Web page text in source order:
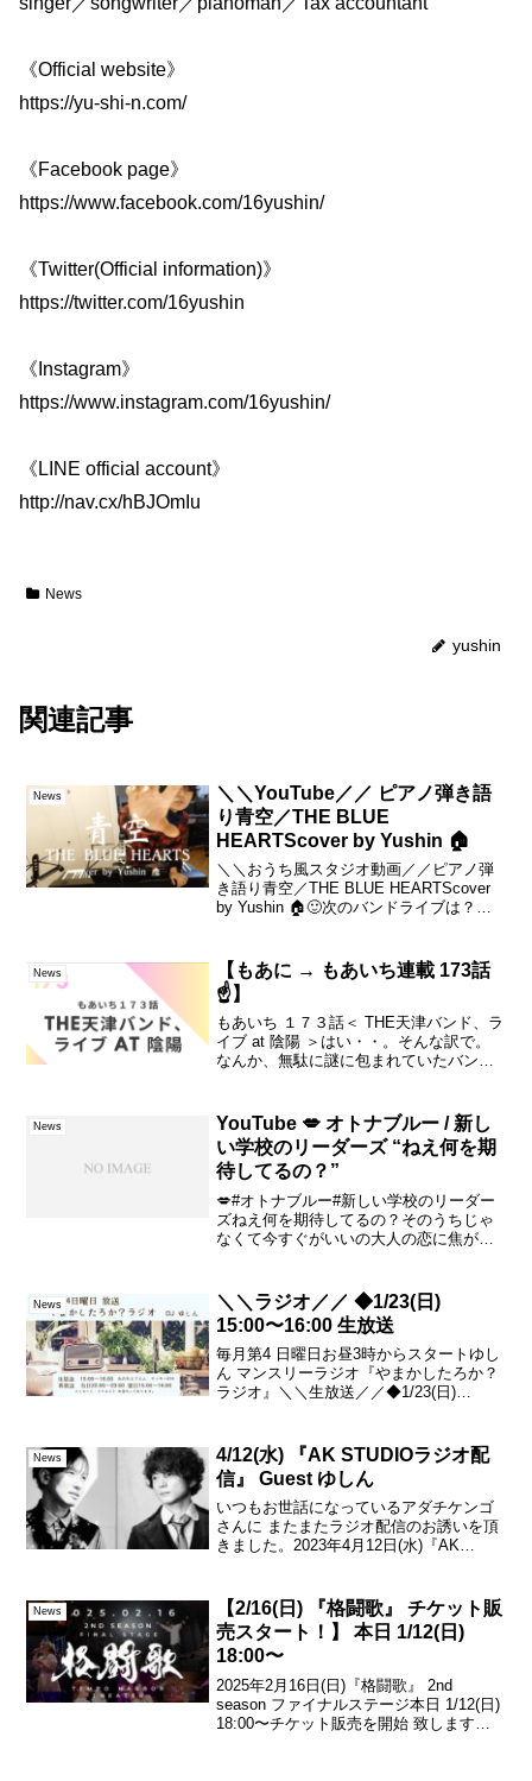
《Official website》
https://yu-shi-n.com/
《Facebook page》
https://www.facebook.com/16yushin/
《Twitter(Official information)》
https://twitter.com/16yushin
《Instagram》
https://www.instagram.com/16yushin/
《LINE official account》
http://nav.cx/hBJOmIu
News
yushin
関連記事
News
＼＼YouTube／／ ピアノ弾き語
り青空／THE BLUE
HEARTScover by Yushin 🏠
＼＼おうち風スタジオ動画／／ピアノ弾
き語り青空／THE BLUE HEARTScover
by Yushin 🏠🙂次のバンドライブは？◆
け...
News
【もあに → もあいち連載 173話
☝️】
もあいち １７３話＜ THE天津バンド、ラ
イブ at 陰陽 ＞はい・・。そんな訳で。
なんか、無駄に謎に包まれていたバンド
京都の陰陽（ネガポジ）にて、無事、開
催され...
News
YouTube 💋 オトナブルー / 新し
い学校のリーダーズ “ねえ何を期
待してるの？”
💋#オトナブルー#新しい学校のリーダー
ズねえ何を期待してるの？そのうちじゃ
なくて今すぐがいいの大人の恋に焦がれ
ンス #otonablue #atarashiig...
News
＼＼ラジオ／／ ◆1/23(日)
15:00〜16:00 生放送
毎月第4 日曜日お昼3時からスタートゆし
ん マンスリーラジオ『やまかしたろか？
ラジオ』＼＼生放送／／◆1/23(日)
翌日1/24(月)...
News
4/12(水) 『AK STUDIOラジオ配
信』 Guest ゆしん
いつもお世話になっているアダチケンゴ
さんに またまたラジオ配信のお誘いを頂
きました。2023年4月12日(水)『AK
ご視聴は無料でお聴き頂けます😊...
News
【2/16(日) 『格闘歌』 チケット販
売スタート！】 本日 1/12(日)
18:00〜
2025年2月16日(日)『格闘歌』 2nd
season ファイナルステージ本日 1/12(日)
18:00〜チケット販売を開始 致します！